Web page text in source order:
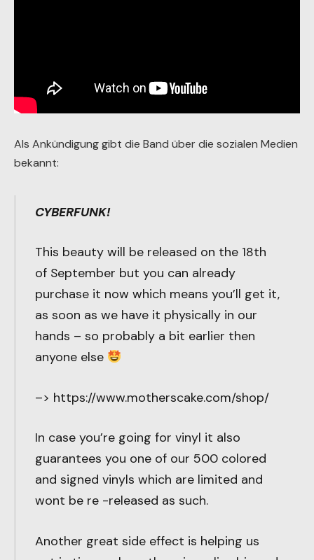
Als Ankündigung gibt die Band über die sozialen Medien
bekannt:
CYBERFUNK!
This beauty will be released on the 18th
of September but you can already
purchase it now which means you’ll get it,
as soon as we have it physically in our
hands – so probably a bit earlier then
anyone else
–> https://www.motherscake.com/shop/
In case you’re going for vinyl it also
guarantees you one of our 500 colored
and signed vinyls which are limited and
wont be re -released as such.
Another great side effect is helping us